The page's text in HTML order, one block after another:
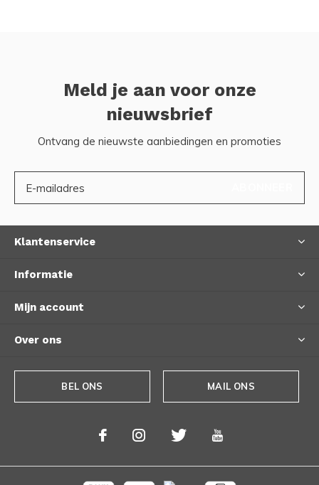
Meld je aan voor onze
nieuwsbrief
Ontvang de nieuwste aanbiedingen en promoties
Klantenservice
Informatie
Mijn account
Over ons
BEL ONS MAIL ONS